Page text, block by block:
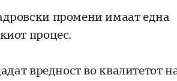
промени имаат една
процес.
вредност во квалитетот